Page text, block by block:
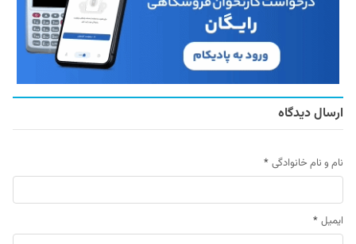
ارسال دیدگاه
نام و نام خانوادگی *
ایمیل *